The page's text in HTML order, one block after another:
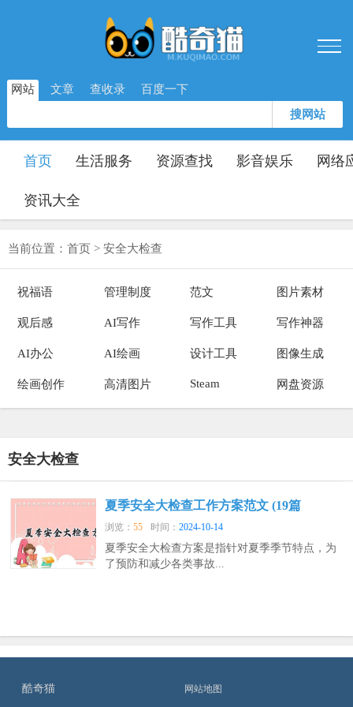
网站 文章 查收录 百度一下
搜网站
首页 生活服务 资源查找 影音娱乐 网络
资讯大全
当前位置： 首页 > 安全大检查
祝福语 管理制度 范文 图片素材
观后感 AI写作 写作工具 写作神器
AI办公 AI绘画 设计工具 图像生成
绘画创作 高清图片 Steam 网盘资源
安全大检查
夏季安全大检查工作方案范文 (19篇
浏览：55 时间：2024-10-14
夏季安全大检查方案是指针对夏季季节特点，为
了预防和减少各类事故...
酷奇猫 网站地图